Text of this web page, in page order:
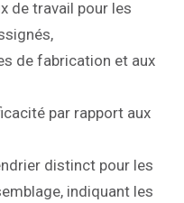
de travail pour les
de fabrication et aux
par rapport aux
distinct pour les
indiquant les